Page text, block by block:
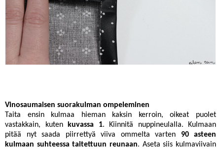
Vinosaumaisen suorakulman ompeleminen
Taita ensin kulmaa hieman kaksin kerroin, oikeat puolet
vastakkain, kuten
kuvassa 1. Kiinnitä nuppineulalla. Kulmaan
pitää nyt saada piirrettyä viiva ommelta varten 90 asteen
kulmaan suhteessa taitettuun reunaan. Aseta siis kulmaviivain